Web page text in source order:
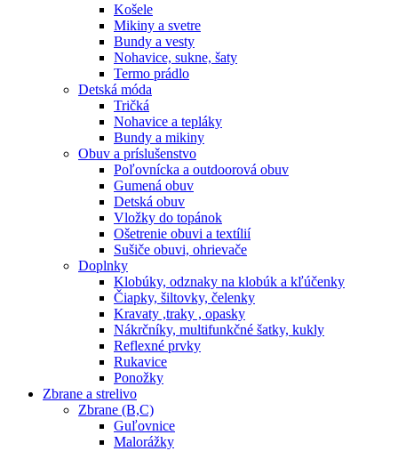
Košele
Mikiny a svetre
Bundy a vesty
Nohavice, sukne, šaty
Termo prádlo
Detská móda
Tričká
Nohavice a tepláky
Bundy a mikiny
Obuv a príslušenstvo
Poľovnícka a outdoorová obuv
Gumená obuv
Detská obuv
Vložky do topánok
Ošetrenie obuvi a textílií
Sušiče obuvi, ohrievače
Doplnky
Klobúky, odznaky na klobúk a kľúčenky
Čiapky, šiltovky, čelenky
Kravaty ,traky , opasky
Nákrčníky, multifunkčné šatky, kukly
Reflexné prvky
Rukavice
Ponožky
Zbrane a strelivo
Zbrane (B,C)
Guľovnice
Malorážky